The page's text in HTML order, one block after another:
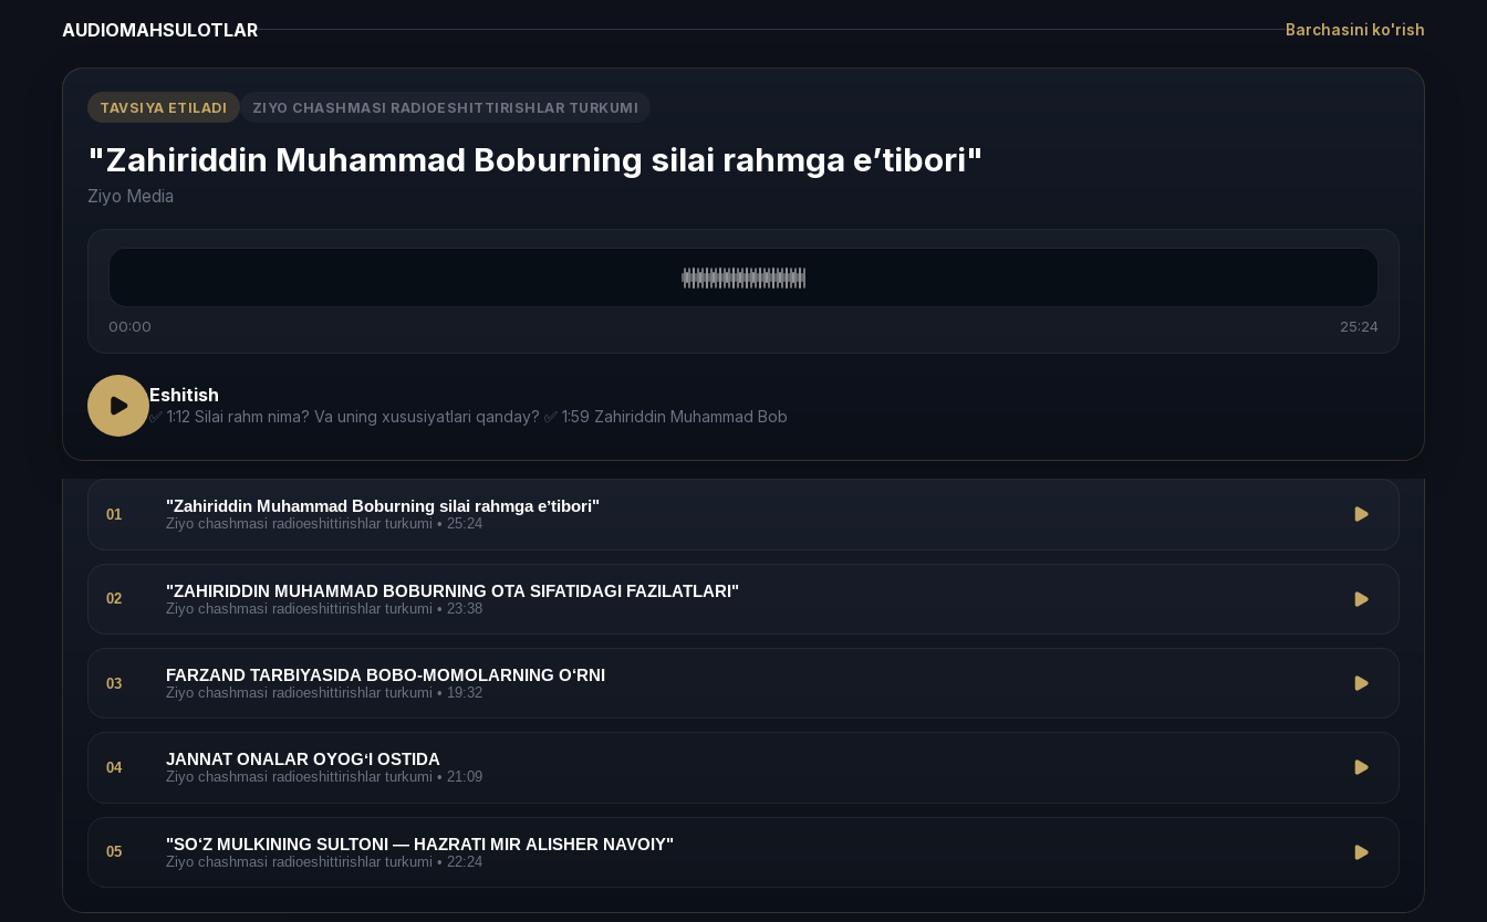
AUDIOMAHSULOTLAR Barchasini ko'rish
TAVSIYA ETILADI ZIYO CHASHMASI RADIOESHITTIRISHLAR TURKUMI
"Zahiriddin Muhammad Boburning silai rahmga eʼtibori"
Ziyo Media
00:00 25:24
Eshitish
✅ 1:12 Silai rahm nima? Va uning xususiyatlari qanday? ✅ 1:59 Zahiriddin Muhammad Bob
01 "Zahiriddin Muhammad Boburning silai rahmga eʼtibori"
Ziyo chashmasi radioeshittirishlar turkumi • 25:24
02 "ZAHIRIDDIN MUHAMMAD BOBURNING OTA SIFATIDAGI FAZILATLARI"
Ziyo chashmasi radioeshittirishlar turkumi • 23:38
03 FARZAND TARBIYASIDA BOBO-MOMOLARNING O‘RNI
Ziyo chashmasi radioeshittirishlar turkumi • 19:32
04 JANNAT ONALAR OYOGʻI OSTIDA
Ziyo chashmasi radioeshittirishlar turkumi • 21:09
05 "SO‘Z MULKINING SULTONI — HAZRATI MIR ALISHER NAVOIY"
Ziyo chashmasi radioeshittirishlar turkumi • 22:24